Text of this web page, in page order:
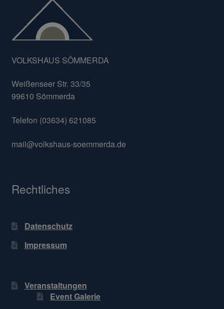
VOLKSHAUS SÖMMERDA
Weißenseer Str. 33/35
99610 Sömmerda
Telefon (03634) 621085
mail@volkshaus-soemmerda.de
Rechtliches
Datenschutz
Impressum
Veranstaltungen
Event Galerie